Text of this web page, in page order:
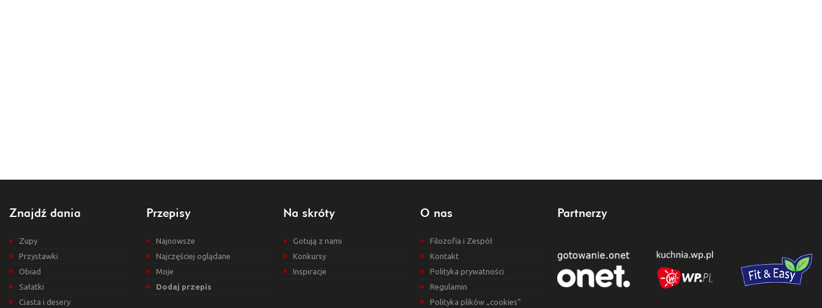
Znajdź dania
Zupy
Przystawki
Obiad
Sałatki
Ciasta i desery
Przepisy
Najnowsze
Najczęściej oglądane
Moje
Dodaj przepis
Na skróty
Gotują z nami
Konkursy
Inspiracje
O nas
Filozofia i Zespół
Kontakt
Polityka prywatności
Regulamin
Polityka plików „cookies”
Partnerzy